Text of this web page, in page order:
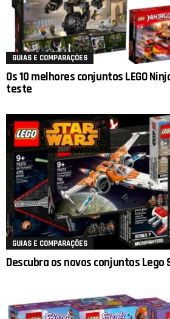
GUIAS E COMPARAÇÕES
Os 10 melhores conjuntos LEGO
teste
GUIAS E COMPARAÇÕES
Descubra os novos conjuntos Lego